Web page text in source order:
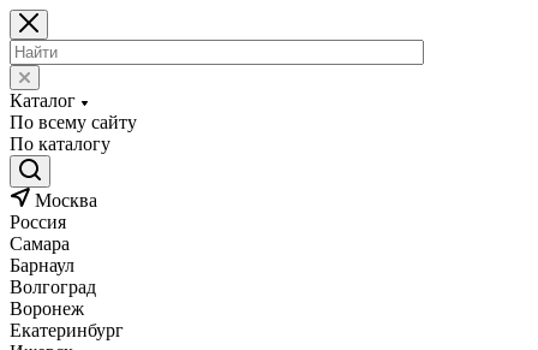
Каталог
По всему сайту
По каталогу
Москва
Россия
Самара
Барнаул
Волгоград
Воронеж
Екатеринбург